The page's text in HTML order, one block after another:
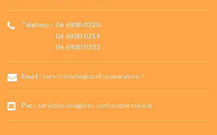
Telefono : 06 6800 0220
06 6800 0219
06 6800 0233
Email : serviziocivile@confcooperative.it
Pec : serviziocivile@pec.confcooperative.it